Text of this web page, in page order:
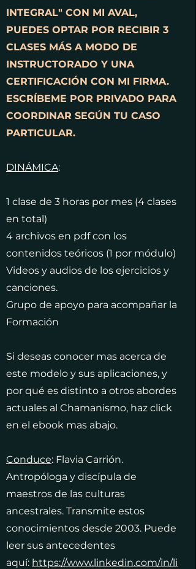
INTEGRAL" CON MI AVAL,
PUEDES OPTAR POR RECIBIR 3
CLASES MÁS A MODO DE
INSTRUCTORADO Y UNA
CERTIFICACIÓN CON MI FIRMA.
ESCRÍBEME POR PRIVADO PARA
COORDINAR SEGÚN TU CASO
PARTICULAR.
DINÁMICA:
1 clase de 3 horas por mes (4 clases
en total)
4 archivos en pdf con los
contenidos teóricos (1 por módulo)
Videos y audios de los ejercicios y
canciones.
Grupo de apoyo para acompañar la
Formación
Si deseas conocer mas acerca de
este modelo y sus aplicaciones, y
por qué es distinto a otros abordes
actuales al Chamanismo, haz click
en el ebook mas abajo.
Conduce: Flavia Carrión.
Antropóloga y discípula de
maestros de las culturas
ancestrales. Transmite estos
conocimientos desde 2003. Puede
leer sus antecedentes
aquí: https://www.linkedin.com/in/li